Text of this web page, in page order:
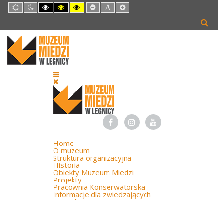
Default
mode
Night
mode
High
Contrast
mode
High
Contrast
mode
High
Contrast
mode
Set
Smaller
Set
Default
Set
Larger
Home
O muzeum
Struktura organizacyjna
Historia
Obiekty Muzeum Miedzi
Projekty
Pracownia Konserwatorska
Informacje dla zwiedzających